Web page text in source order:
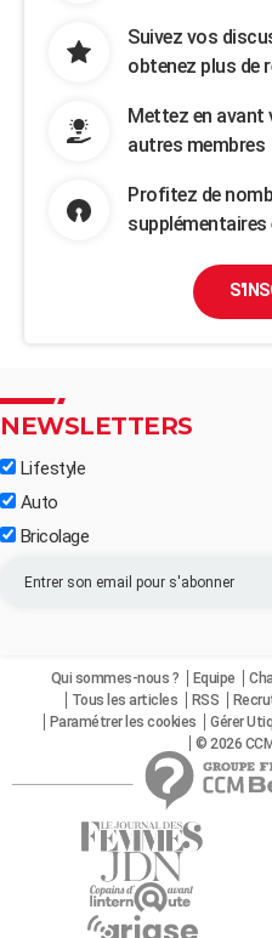
Suivez vos
obtenez plus de
Mettez en avant
autres membres
Profitez de
NEWSLETTERS
Lifestyle
Auto
Bricolage
Qui sommes-nous ? Equipe
Tous les articles
RSS
Paramétrer les cookies
Gérer Utiq
© 2026